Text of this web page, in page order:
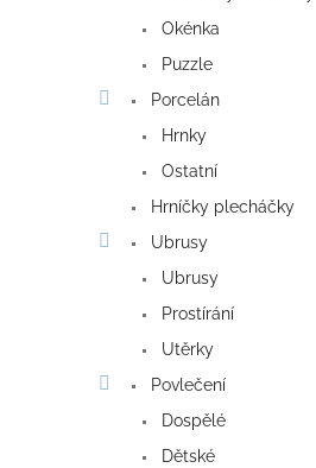
Okénka
Puzzle
Porcelán
Hrnky
Ostatní
Hrníčky plecháčky
Ubrusy
Ubrusy
Prostírání
Utěrky
Povlečení
Dospělé
Dětské